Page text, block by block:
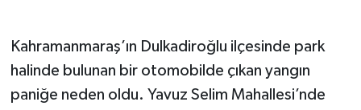
Kahramanmaraş’ın Dulkadiroğlu ilçesinde park
halinde bulunan bir otomobilde çıkan yangın
paniğe neden oldu. Yavuz Selim Mahallesi’nde
KADIN-AİLE
YEREL YÖNETİM